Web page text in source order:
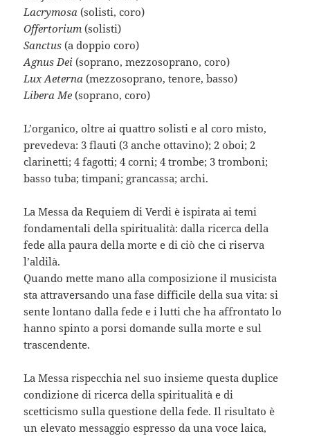
Lacrymosa(solisti, coro)
Offertorium(solisti)
Sanctus(a doppio coro)
Agnus Dei (soprano, mezzosoprano, coro)
Lux Aeterna (mezzosoprano, tenore, basso)
Libera Me (soprano, coro)
L’organico, oltre ai quattro solisti e al coro misto,
prevedeva: 3 flauti (3 anche ottavino); 2 oboi; 2
clarinetti; 4 fagotti; 4 corni; 4 trombe; 3 tromboni;
basso tuba; timpani; grancassa; archi.
La Messa da Requiem di Verdi è ispirata ai temi
fondamentali della spiritualità: dalla ricerca della
fede alla paura della morte e di ciò che ci riserva
l’aldilà.
Quando mette mano alla composizione il musicista
sta attraversando una fase difficile della sua vita: si
sente lontano dalla fede e i lutti che ha affrontato lo
hanno spinto a porsi domande sulla morte e sul
trascendente.
La Messa rispecchia nel suo insieme questa duplice
condizione di ricerca della spiritualità e di
scetticismo sulla questione della fede. Il risultato è
un elevato messaggio espresso da una voce laica,